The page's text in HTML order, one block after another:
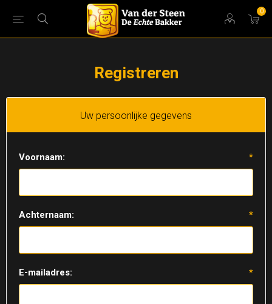
0
Registreren
Uw persoonlijke gegevens
Voornaam: *
Achternaam: *
E-mailadres: *